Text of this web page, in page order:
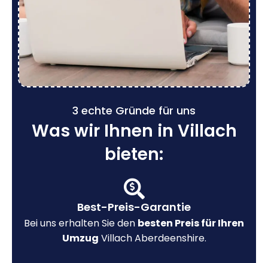
3 echte Gründe für uns
Was wir Ihnen in Villach
bieten:
Best-Preis-Garantie
Bei uns erhalten Sie den besten Preis für Ihren
Umzug Villach Aberdeenshire.